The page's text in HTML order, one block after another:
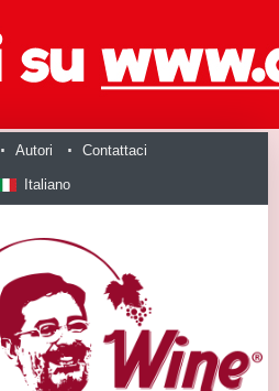
Autori Contattaci
Italiano